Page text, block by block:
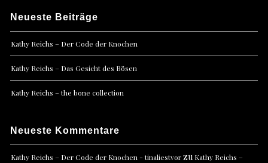
Neueste Beiträge
Kathy Reichs – Der Code der Knochen
Kathy Reichs – Das Gesicht des Bösen
Kathy Reichs – the bone collection
Neueste Kommentare
Kathy Reichs – Der Code der Knochen - tinaliestvorzu Kathy Reichs –